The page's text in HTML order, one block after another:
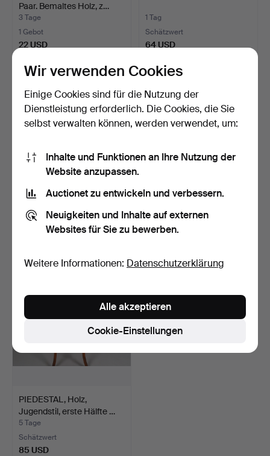
Paar. Bemaltes Holz, z…
3 Tage
1 Gebot
22 USD
1 Tag
Schätzwert
64 USD
PIEDESTAL, Holz,
spiralförmig gedrehte Säu…
5 Tage
Schätzwert
PIEDESTAL, Eiche, erste
Hälfte des 20. Jah…
5 Tage
Schätzwert
PIEDESTAL, Holz,
Jugendstil, erste Hälfte …
5 Tage
Schätzwert
85 USD
Wir verwenden Cookies
Einige Cookies sind für die Nutzung der
Dienstleistung erforderlich. Die Cookies, die Sie
selbst verwalten können, werden verwendet, um:
Inhalte und Funktionen an Ihre Nutzung der
Website anzupassen.
Auctionet zu entwickeln und verbessern.
Neuigkeiten und Inhalte auf externen
Websites für Sie zu bewerben.
Weitere Informationen: Datenschutzerklärung
Cookie-Einstellungen
Alle akzeptieren